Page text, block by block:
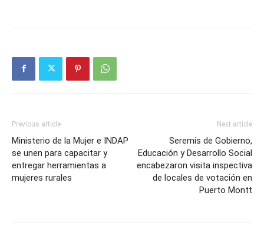
Previous article
Ministerio de la Mujer e INDAP
se unen para capacitar y
entregar herramientas a
mujeres rurales
Next article
Seremis de Gobierno,
Educación y Desarrollo Social
encabezaron visita inspectiva
de locales de votación en
Puerto Montt